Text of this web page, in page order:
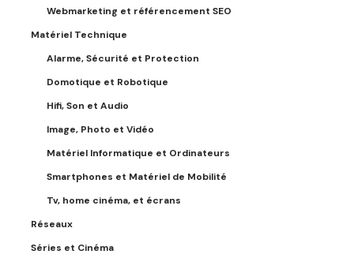
Webmarketing et référencement SEO
Matériel Technique
Alarme, Sécurité et Protection
Domotique et Robotique
Hifi, Son et Audio
Image, Photo et Vidéo
Matériel Informatique et Ordinateurs
Smartphones et Matériel de Mobilité
Tv, home cinéma, et écrans
Réseaux
Séries et Cinéma